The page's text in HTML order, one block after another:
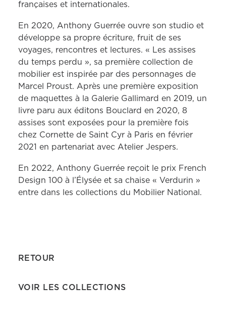
françaises et internationales.
En 2020, Anthony Guerrée ouvre son studio et
développe sa propre écriture, fruit de ses
voyages, rencontres et lectures. « Les assises
du temps perdu », sa première collection de
mobilier est inspirée par des personnages de
Marcel Proust. Après une première exposition
de maquettes à la Galerie Gallimard en 2019, un
livre paru aux éditons Bouclard en 2020, 8
assises sont exposées pour la première fois
chez Cornette de Saint Cyr à Paris en février
2021 en partenariat avec Atelier Jespers.
En 2022, Anthony Guerrée reçoit le prix French
Design 100 à l’Élysée et sa chaise « Verdurin »
entre dans les collections du Mobilier National.
RETOUR
VOIR LES COLLECTIONS